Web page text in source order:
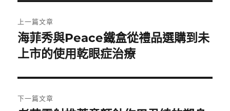
章
導
覽
上一篇文章
上
一
文
章:
海菲秀與Peace鐵盒從禮品選購到未
上市的使用乾眼症治療
下一篇文章